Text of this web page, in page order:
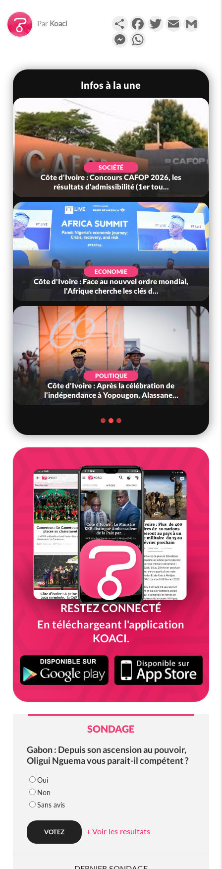
Par Koaci PartagerFacebookTwitterEmail
Messenger
Infos à la une
SOCIÉTÉ
Côte d'Ivoire : Concours CAFOP 2026, les
résultats d'admissibilité (1er tou...
ECONOMIE
Côte d'Ivoire : Face au nouvvel ordre mondial,
l'Afrique cherche les clés d...
POLITIQUE
Côte d'Ivoire : Après la célébration de
l'indépendance à Yopougon, Alassane...
RESTEZ CONNECTÉ
En téléchargeant l'application
KOACI.
SONDAGE
Gabon : Depuis son ascension au pouvoir,
Oligui Nguema vous parait-il compétent ?
Oui
Non
Sans avis
+ Voir les resultats